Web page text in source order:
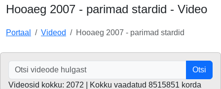
Hooaeg 2007 - parimad stardid - Video
Portaal Videod Hooaeg 2007 - parimad stardid
Otsi
Videosid kokku: 2072 | Kokku vaadatud 8515851 korda